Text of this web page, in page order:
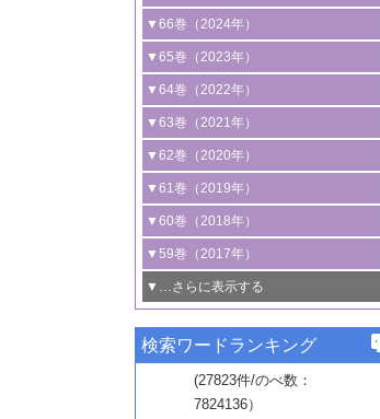
2号 コンピューター技術により加速する
触媒開発
3号 有機分子変換やCO 資源化のための
光触媒に関する最近の研究
B号 第137回触媒討論会（2026年）
1号 CO
水素化によるグリーン燃料/グリ
ーンケミカル製造
2号 水素製造のための水分解技術に関す
る最近の研究
3号 オレフィン系樹脂の精密合成に関す
る最新技術
4号 アルコール類の効率的変換を実現す
る非貴金属触媒の研究動向
5号 ゼオライトの合成と応用における研
究動向
6号 ヘテロ接合界面
B号 第135回触媒討論会（2025年）
▼66巻（2024年）
1号 低次元ナノ構造を有する触媒材料
2号 規制反応場を活用した固体触媒研究
の新展開
3号 未踏分子変換を目指した酸化触媒プ
ロセスの最前線
4号 シンクロトロン放射光および中性子
線を利用した触媒解析技術の最先端
5号 単原子触媒
6号 参照触媒委員会からのお知らせ
B号 第133回触媒討論会（2023年）
▼65巻（2023年）
1号 炭素が関わる触媒機能
2号 プラスチックケミカルリサイクルの
ための触媒技術
3号 非酸化物系金属化合物を基盤とした
触媒材料の開発
4号 格子酸素・格子酸素欠陥を利用した
触媒反応
5号 生体触媒によるエネルギー変換反応
6号 窒素とリンの循環のための触媒・機
能性材料
▼64巻（2022年）
1号 合成ガス製造とCOを用いるケミカル
ズ合成の最新動向
2号 化学品合成のための合金触媒開発
3号 CO の排出削減および有効活用のた
めの触媒技術
4号 若手による情報発信企画～とびたて
若き触媒の研究者たち～（1）
若き触媒の研究者たち～（2）
6号 石油のノーブル・ユースを志向した
触媒技術
▼63巻（2021年）
1号 金触媒の新展開
2号 ペロブスカイト
3号 特殊反応場を利用した触媒的分子変
換反応
4号 多孔質材料を用いた触媒の新展開
5号 情報学的手法を用いた触媒開発
6号 カーボンニュートラルに向けた電解
技術
B号 第127回触媒討論会（2021年・オン
ライン開催(Zoom)のみ）
▼62巻（2020年）
1号 触媒設計を拓く欠陥構造のキャラク
タリゼーション
2号 機能化学品製造に資するクリーンな
触媒的酸化反応
3号 水処理のための触媒化学
4号 光触媒を用いた水分解の最新の研究
動向
5号 次世代の触媒プロセスを支えるマイ
▼61巻（2019年）
1号 物質移動制御に着目した触媒プロセ
ス開発
2号 CO2 フリー水素サプライチェーンに
関わる触媒開発動向
3号 精密高分子合成に関する最近の研究
動向
4号 バイオマス化成品製造のための触媒
▼60巻（2018年）
1号 固体酸触媒の最新の研究動向
2号 二酸化炭素からの有用化学品合成
3号 ナノ粒子・クラスター触媒の最前線
4号 60周年記念企画
5号 進化するゼオライト合成技術
6号 非貴金属系触媒における電気化学的
▼59巻（2017年）
1号 いたるところに，触媒
最先端技術
3号 無機分離膜材料の開発と触媒反応プ
ロセスへの適用
▼…さらに表示する
1号 ユニークな構造の高分子を生み出す触
2号 リグニンからの化成品製造に向けた触
▼57巻（2015年）
1号 水素キャリアにかかわる触媒技術の新
▼56巻（2014年）
検索ワードランキング
(27823件/のべ数：
7824136）